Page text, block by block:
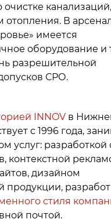
канализаций,
отопления. В
имеется
оборудование и
разрешительной
СРО.
INNOV в
с 1996 года,
услуг: разработкой
контекстной
дизайном
продукции,
стиля
почтой.